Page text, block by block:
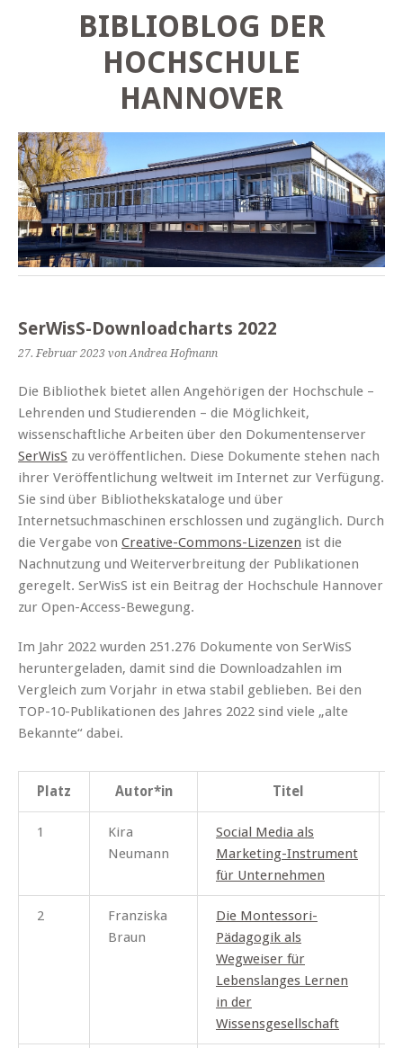
BIBLIOBLOG DER
HOCHSCHULE
HANNOVER
SerWisS-Downloadcharts 2022
27. Februar 2023 von Andrea Hofmann
Die Bibliothek bietet allen Angehörigen der Hochschule –
Lehrenden und Studierenden – die Möglichkeit,
wissenschaftliche Arbeiten über den Dokumentenserver
SerWisS zu veröffentlichen. Diese Dokumente stehen nach
ihrer Veröffentlichung weltweit im Internet zur Verfügung.
Sie sind über Bibliothekskataloge und über
Internetsuchmaschinen erschlossen und zugänglich. Durch
die Vergabe von Creative-Commons-Lizenzen ist die
Nachnutzung und Weiterverbreitung der Publikationen
geregelt. SerWisS ist ein Beitrag der Hochschule Hannover
zur Open-Access-Bewegung.
Im Jahr 2022 wurden 251.276 Dokumente von SerWisS
heruntergeladen, damit sind die Downloadzahlen im
Vergleich zum Vorjahr in etwa stabil geblieben. Bei den
TOP-10-Publikationen des Jahres 2022 sind viele „alte
Bekannte“ dabei.
Platz Autor*in Titel
1
Kira
Neumann
Social Media als
Marketing-Instrument
für Unternehmen
2
Franziska
Braun
Die Montessori-
Pädagogik als
Wegweiser für
Lebenslanges Lernen
in der
Wissensgesellschaft